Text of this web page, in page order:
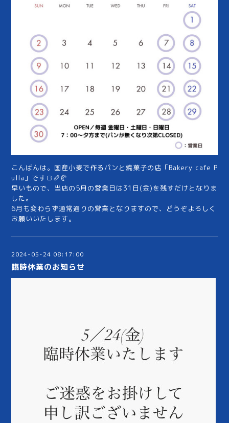
こんばんは。国産小麦で作るパンと焼菓子の店「Bakery cafe P
ulla」です🍞🥖🥐
早いもので、当店の5月の営業日は31日(金)を残すだけとなりま
した。
6月も変わらず通常通りの営業となりますので、どうぞよろしく
お願いいたします。
2024-05-24 08:17:00
臨時休業のお知らせ